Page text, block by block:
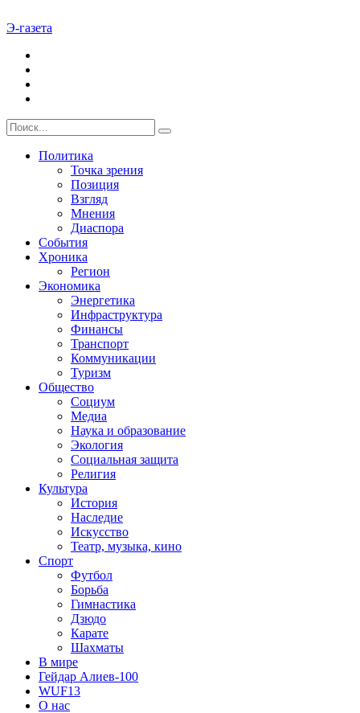
Э-газета
Политика
Точка зрения
Позиция
Взгляд
Мнения
Диаспора
События
Хроника
Регион
Экономика
Энергетика
Инфраструктура
Финансы
Транспорт
Коммуникации
Туризм
Общество
Социум
Медиа
Наука и образование
Экология
Социальная защита
Религия
Культура
История
Наследие
Искусство
Театр, музыка, кино
Спорт
Футбол
Борьба
Гимнастика
Дзюдо
Карате
Шахматы
В мире
Гейдар Алиев-100
WUF13
О нас